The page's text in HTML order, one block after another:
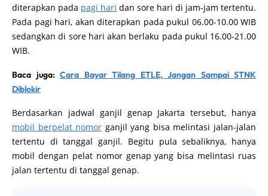
diterapkan pada pagi hari dan sore hari di jam-jam tertentu.
Pada pagi hari, akan diterapkan pada pukul 06.00-10.00 WIB
sedangkan di sore hari akan berlaku pada pukul 16.00-21.00
WIB.
Baca juga: Cara Bayar Tilang ETLE, Jangan Sampai STNK
Diblokir
Berdasarkan jadwal ganjil genap Jakarta tersebut, hanya
mobil berpelat nomor ganjil yang bisa melintasi jalan-jalan
tertentu di tanggal ganjil. Begitu pula sebaliknya, hanya
mobil dengan pelat nomor genap yang bisa melintasi ruas
jalan tertentu di tanggal genap.